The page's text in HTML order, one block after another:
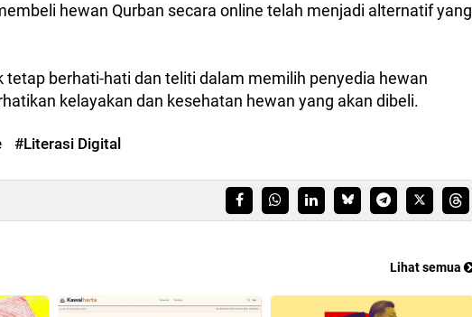
hewan Qurban secara online telah menjadi alternatif yang
tetap berhati-hati dan teliti dalam memilih penyedia hewan
kelayakan dan kesehatan hewan yang akan dibeli.
#Literasi Digital
Lihat semua